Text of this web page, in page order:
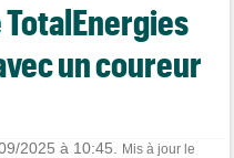
un coureur
2025 à 10:45.
Mis à jour le